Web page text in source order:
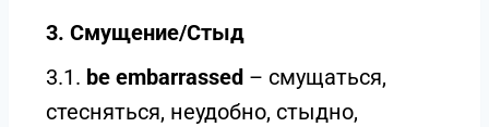
3. Смущение/Стыд
3.1. be embarrassed – смущаться,
стесняться, неудобно, стыдно,